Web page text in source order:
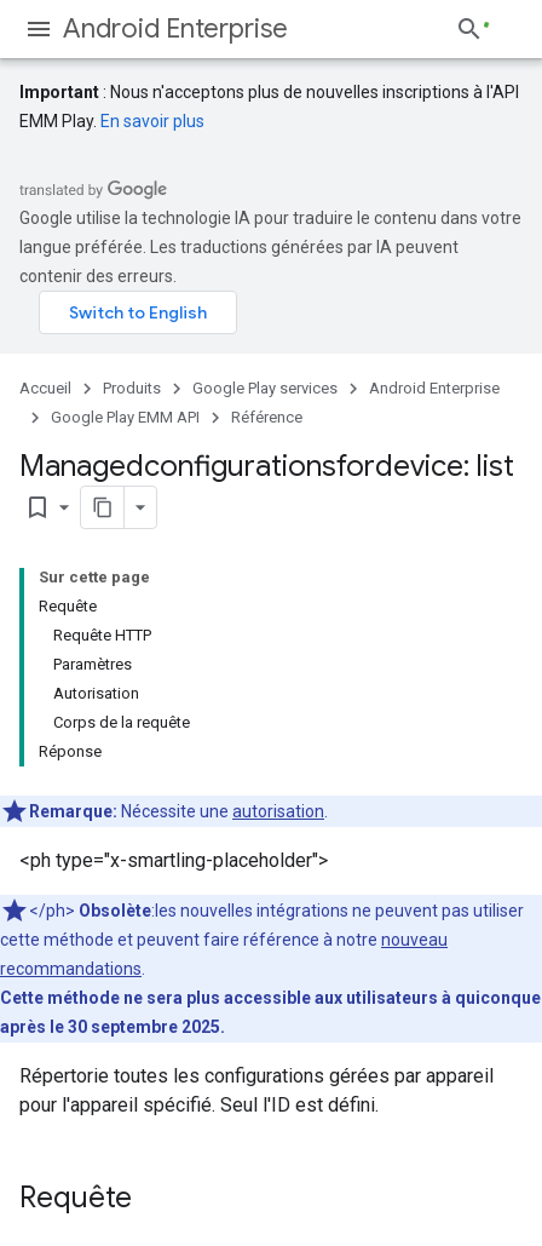
Android Enterprise
Important: Nous n'acceptons plus de nouvelles inscriptions à l'API
EMM Play. En savoir plus
Google utilise la technologie IA pour traduire le contenu dans votre
langue préférée. Les traductions générées par IA peuvent
contenir des erreurs.
Accueil Produits Google Play services
Android Enterprise
Google Play EMM API
Référence
Managedconfigurationsfordevice: list
bookmark_border
Sur cette page
Requête
Requête HTTP
Paramètres
Autorisation
Corps de la requête
Réponse
Remarque: Nécessite une autorisation
<ph type="x-smartling-placeholder">
</ph> Obsolète:les nouvelles intégrations ne peuvent pas utiliser
cette méthode et peuvent faire référence à notre nouveau
recommandations
Cette méthode ne sera plus accessible aux utilisateurs à quiconque
après le 30 septembre 2025.
Répertorie toutes les configurations gérées par appareil
pour l'appareil spécifié. Seul l'ID est défini.
Requête